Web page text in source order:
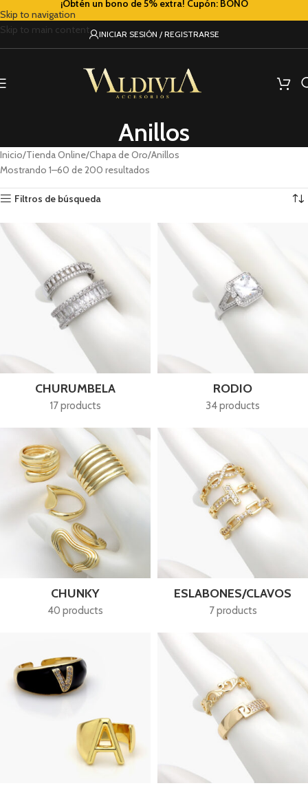
Skip to navigation
Skip to main content
¡Obtén un bono de 5% extra! Cupón: BONO
INICIAR SESIÓN / REGISTRARSE
Anillos
Inicio Tienda Online Chapa de Oro Anillos
Mostrando 1–60 de 200 resultados
Filtros de búsqueda
CHURUMBELA
17 products
RODIO
34 products
CHUNKY
40 products
ESLABONES/CLAVOS
7 products